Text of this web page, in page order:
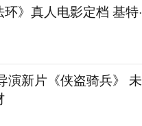
环》真人电影定档 基特·
演新片《侠盗骑兵》 未